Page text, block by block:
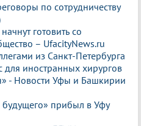
по сотрудничеству
готовить со
– UfacityNews.ru
из Санкт-Петербурга
для иностранных хирургов
- Новости Уфы и Башкирии
прибыл в Уфу